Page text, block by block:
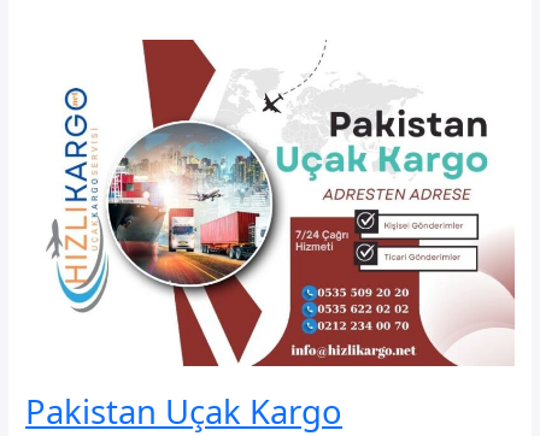
Pakistan Uçak Kargo